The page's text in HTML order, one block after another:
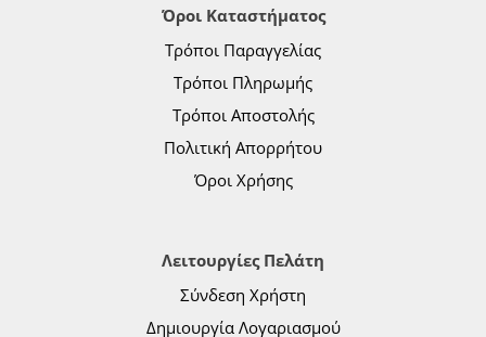
Όροι Καταστήματος
Τρόποι Παραγγελίας
Τρόποι Πληρωμής
Τρόποι Αποστολής
Πολιτική Απορρήτου
Όροι Χρήσης
Λειτουργίες Πελάτη
Σύνδεση Χρήστη
Δημιουργία Λογαριασμού